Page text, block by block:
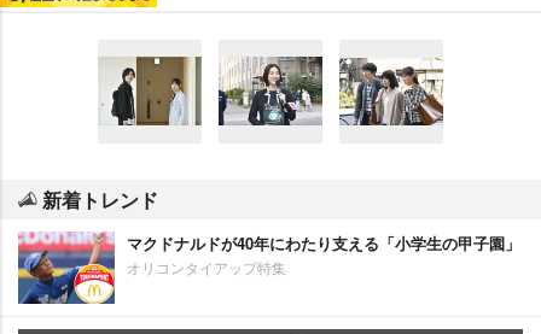
新着トレンド
マクドナルドが40年にわたり支える「小学生の甲子園」
オリコンタイアップ特集